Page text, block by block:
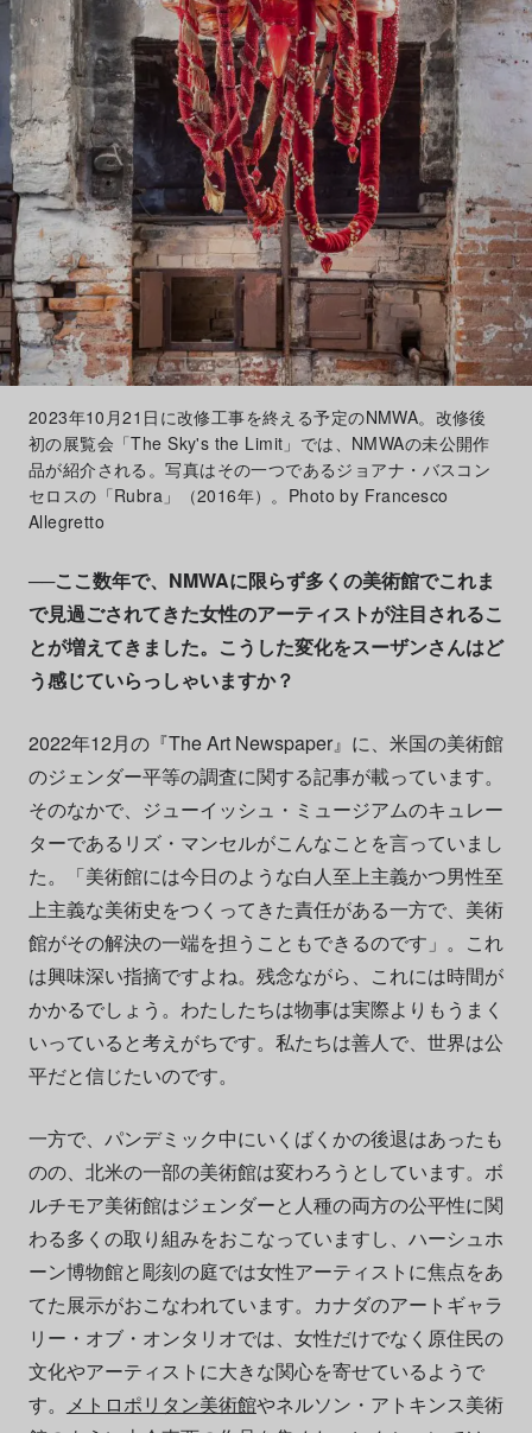
2023年10月21日に改修工事を終える予定のNMWA。改修後
初の展覧会「The Sky's the Limit」では、NMWAの未公開作
品が紹介される。写真はその一つであるジョアナ・バスコン
セロスの「Rubra」（2016年）。Photo by Francesco
Allegretto
──ここ数年で、NMWAに限らず多くの美術館でこれま
で見過ごされてきた女性のアーティストが注目されるこ
とが増えてきました。こうした変化をスーザンさんはど
う感じていらっしゃいますか？
2022年12月の『The Art Newspaper』に、米国の美術館
のジェンダー平等の調査に関する記事が載っています。
そのなかで、ジューイッシュ・ミュージアムのキュレー
ターであるリズ・マンセルがこんなことを言っていまし
た。「美術館には今日のような白人至上主義かつ男性至
上主義な美術史をつくってきた責任がある一方で、美術
館がその解決の一端を担うこともできるのです」。これ
は興味深い指摘ですよね。残念ながら、これには時間が
かかるでしょう。わたしたちは物事は実際よりもうまく
いっていると考えがちです。私たちは善人で、世界は公
平だと信じたいのです。
一方で、パンデミック中にいくばくかの後退はあったも
のの、北米の一部の美術館は変わろうとしています。ボ
ルチモア美術館はジェンダーと人種の両方の公平性に関
わる多くの取り組みをおこなっていますし、ハーシュホ
ーン博物館と彫刻の庭では女性アーティストに焦点をあ
てた展示がおこなわれています。カナダのアートギャラ
リー・オブ・オンタリオでは、女性だけでなく原住民の
文化やアーティストに大きな関心を寄せているようで
す。 メトロポリタン美術館やネルソン・アトキンス美術